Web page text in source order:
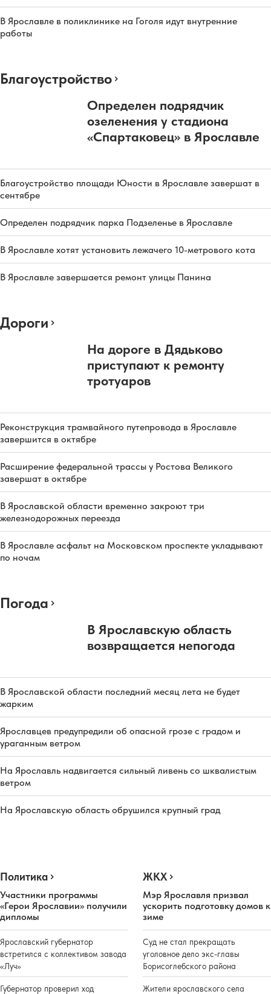
В Ярославле в поликлинике на Гоголя идут внутренние
работы
Благоустройство
Определен подрядчик
озеленения у стадиона
«Спартаковец» в Ярославле
Благоустройство площади Юности в Ярославле завершат в
сентябре
Определен подрядчик парка Подзеленье в Ярославле
В Ярославле хотят установить лежачего 10-метрового кота
В Ярославле завершается ремонт улицы Панина
Дороги
На дороге в Дядьково
приступают к ремонту
тротуаров
Реконструкция трамвайного путепровода в Ярославле
завершится в октябре
Расширение федеральной трассы у Ростова Великого
завершат в октябре
В Ярославской области временно закроют три
железнодорожных переезда
В Ярославле асфальт на Московском проспекте укладывают
по ночам
Погода
В Ярославскую область
возвращается непогода
В Ярославской области последний месяц лета не будет
жарким
Ярославцев предупредили об опасной грозе с градом и
ураганным ветром
На Ярославль надвигается сильный ливень со шквалистым
ветром
На Ярославскую область обрушился крупный град
Политика
Участники программы
«Герои Ярославии» получили
дипломы
Ярославский губернатор
встретился с коллективом завода
«Луч»
Губернатор проверил ход
ЖКХ
Мэр Ярославля призвал
ускорить подготовку домов к
зиме
Суд не стал прекращать
уголовное дело экс-главы
Борисоглебского района
Жители ярославского села